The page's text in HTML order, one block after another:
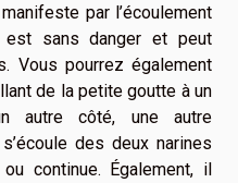
par l’écoulement
sans danger et peut
Vous pourrez également
de la petite goutte à un
autre côté, une autre
des deux narines
continue. Également, il